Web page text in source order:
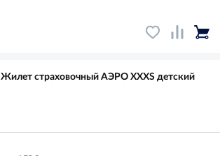
Жилет страховочный АЭРО XXXS детский